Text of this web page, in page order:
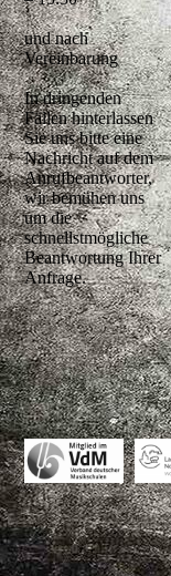
und nach
Vereinbarung
In dringenden
Fällen hinterlassen
Sie uns bitte eine
Nachricht auf dem
Anrufbeantworter,
wir bemühen uns
um die
schnellstmögliche
Beantwortung Ihrer
Anfrage.